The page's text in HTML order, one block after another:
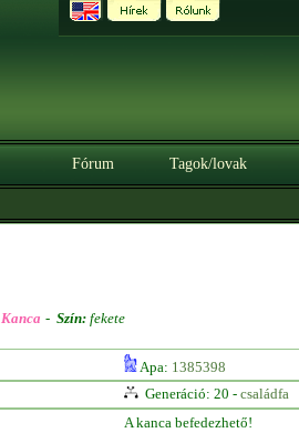
Fórum Tagok/lovak
Kanca - Szín: fekete
Apa: 1385398
Generáció: 20 - családfa
A kanca befedezhető!